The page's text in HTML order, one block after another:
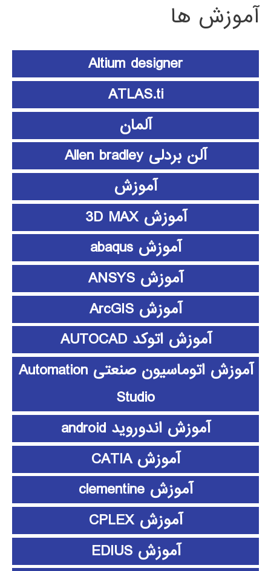
آموزش ها
Altium designer
ATLAS.ti
آلمان
آلن بردلی Allen bradley
آموزش
آموزش 3D MAX
آموزش abaqus
آموزش ANSYS
آموزش ArcGIS
آموزش اتوکد AUTOCAD
آموزش اتوماسیون صنعتی Automation
Studio
آموزش اندوروید android
آموزش CATIA
آموزش clementine
آموزش CPLEX
آموزش EDIUS